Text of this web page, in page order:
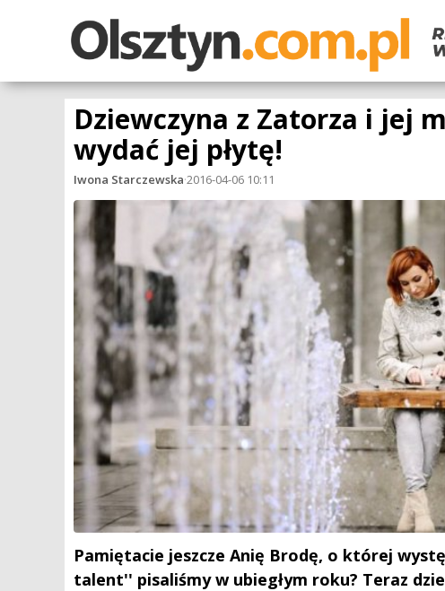
Dziewczyna z Zatorza i jej
wydać jej płytę!
Iwona Starczewska·2016-04-06 10:11
Pamiętacie jeszcze Anię Brodę, o której
talent'' pisaliśmy w ubiegłym roku? Teraz